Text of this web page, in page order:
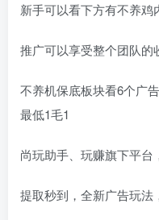
新手可以看下方有不养鸡
推广可以享受整个团队的
不养机保底板块看6个广
最低1毛1
尚玩助手、玩赚旗下平台
提取秒到，全新广告玩法